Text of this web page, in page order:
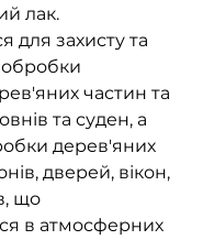
лак.
для захисту та
обробки
частин та
та суден, а
дерев'яних
дверей, вікон,
що
в атмосферних